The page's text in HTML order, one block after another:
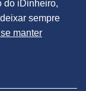
do iDinheiro,
sempre
manter